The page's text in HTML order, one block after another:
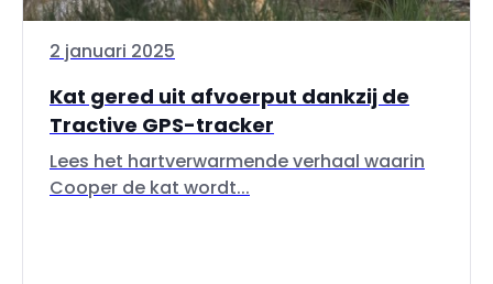
2 januari 2025
Kat gered uit afvoerput dankzij de
Tractive GPS-tracker
Lees het hartverwarmende verhaal waarin
Cooper de kat wordt...